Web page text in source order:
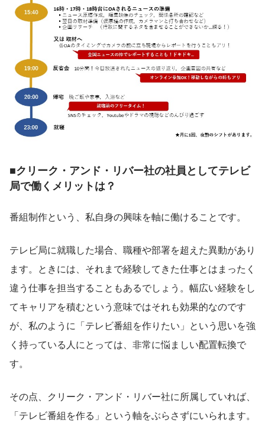
■クリーク・アンド・リバー社の社員としてテレビ
局で働くメリットは？
番組制作という、私自身の興味を軸に働けることです。
テレビ局に就職した場合、職種や部署を超えた異動があり
ます。ときには、それまで経験してきた仕事とはまったく
違う仕事を担当することもあるでしょう。幅広い経験をし
てキャリアを積むという意味ではそれも効果的なのです
が、私のように「テレビ番組を作りたい」という思いを強
く持っている人にとっては、非常に悩ましい配置転換で
す。
その点、クリーク・アンド・リバー社に所属していれば、
「テレビ番組を作る」という軸をぶらさずにいられます。